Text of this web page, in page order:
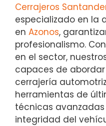
Cerrajeros
especializado en la
en Azonos,
profesionalismo.
en el sector,
capaces de
cerrajería
herramientas de
técnicas
integridad del